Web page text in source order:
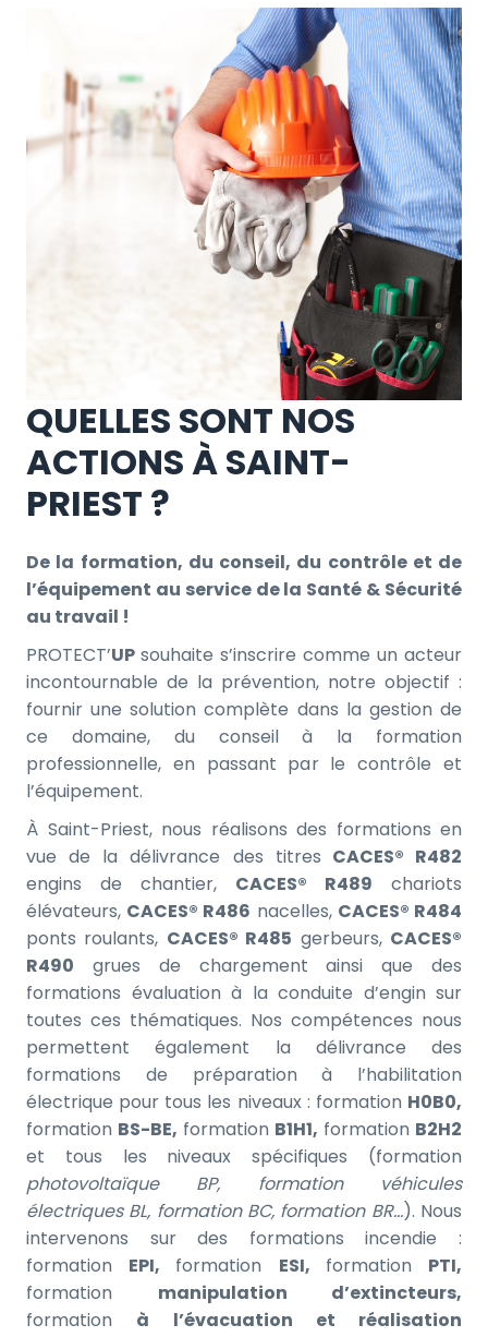
QUELLES SONT NOS
ACTIONS À SAINT-
PRIEST ?
De la formation, du conseil, du contrôle et de
l’équipement au service de la Santé & Sécurité
au travail !
PROTECT’UP souhaite s’inscrire comme un acteur
incontournable de la prévention, notre objectif :
fournir une solution complète dans la gestion de
ce domaine, du conseil à la formation
professionnelle, en passant par le contrôle et
l’équipement.
À Saint-Priest, nous réalisons des formations en
vue de la délivrance des titres CACES® R482
engins de chantier, CACES® R489 chariots
élévateurs, CACES® R486 nacelles, CACES® R484
ponts roulants, CACES® R485 gerbeurs, CACES®
R490 grues de chargement ainsi que des
formations évaluation à la conduite d’engin sur
toutes ces thématiques. Nos compétences nous
permettent également la délivrance des
formations de préparation à l’habilitation
électrique pour tous les niveaux : formation H0B0,
formation BS-BE, formation B1H1, formation B2H2
et tous les niveaux spécifiques (formation
photovoltaïque BP, formation véhicules
électriques BL, formation BC, formation BR…). Nous
intervenons sur des formations incendie :
formation EPI, formation ESI, formation PTI,
formation manipulation d’extincteurs,
formation à l’évacuation et réalisation